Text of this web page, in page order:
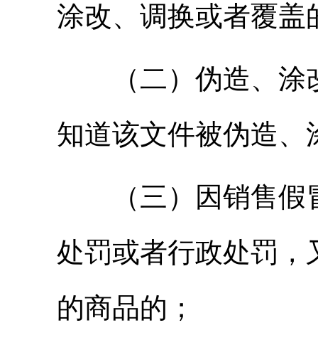
涂改、调换或者覆盖
（二）伪造、涂
知道该文件被伪造、
（三）因销售假
处罚或者行政处罚，
的商品的；